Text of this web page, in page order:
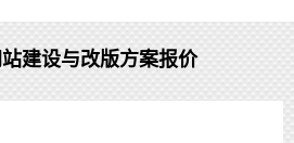
建设与改版方案报价